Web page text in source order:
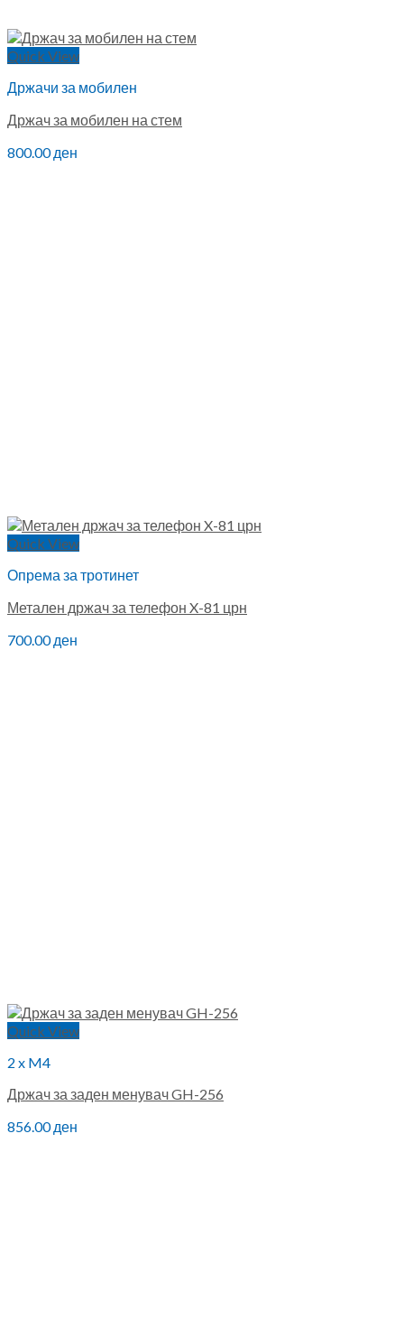
Quick View
Држачи за мобилен
Држач за мобилен на стем
800.00ден
Quick View
Опрема за тротинет
Метален држач за телефон X-81 црн
700.00ден
Quick View
2 x M4
Држач за заден менувач GH-256
856.00ден